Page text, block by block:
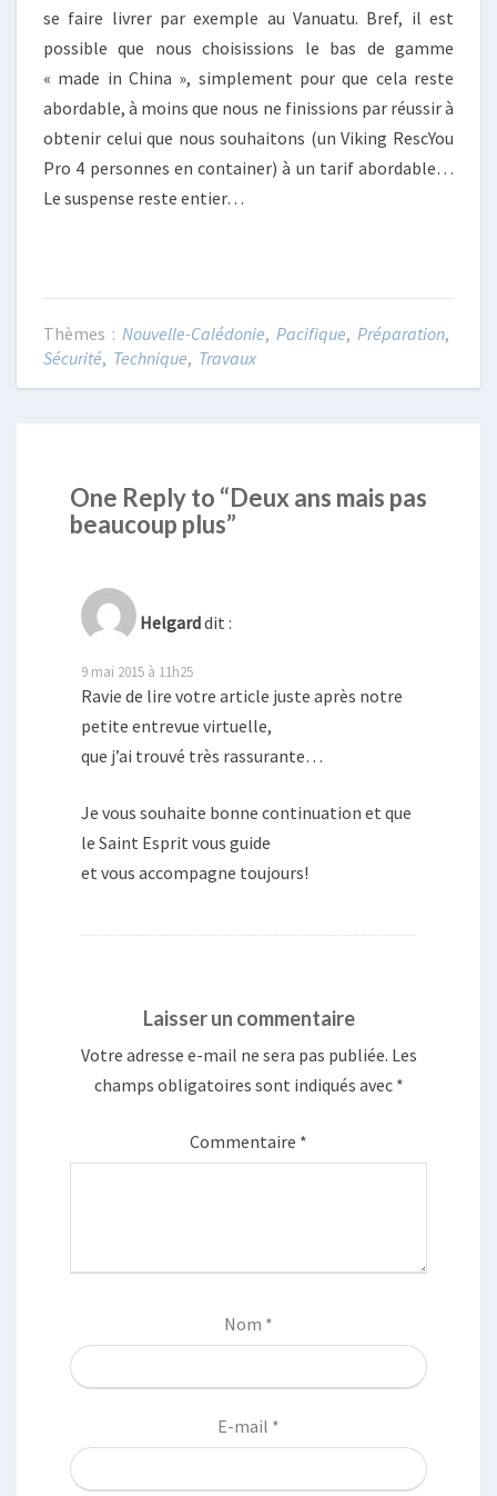
se faire livrer par exemple au Vanuatu. Bref, il est
possible que nous choisissions le bas de gamme
« made in China », simplement pour que cela reste
abordable, à moins que nous ne finissions par réussir à
obtenir celui que nous souhaitons (un Viking RescYou
Pro 4 personnes en container) à un tarif abordable…
Le suspense reste entier…
Nouvelle-Calédonie, Pacifique, Préparation,
Sécurité, Technique, Travaux
One Reply to “Deux ans mais pas
beaucoup plus”
Helgarddit :
9 mai 2015 à 11h25
Ravie de lire votre article juste après notre
petite entrevue virtuelle,
que j’ai trouvé très rassurante…
Je vous souhaite bonne continuation et que
le Saint Esprit vous guide
et vous accompagne toujours!
Laisser un commentaire
Votre adresse e-mail ne sera pas publiée. Les
champs obligatoires sont indiqués avec *
Commentaire *
Nom *
E-mail *